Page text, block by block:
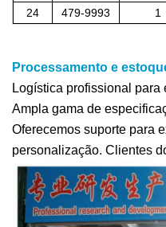
24
479-9993 1
Processamento e
Logística profissional para
Ampla gama de
Oferecemos suporte para
personalização. Clientes